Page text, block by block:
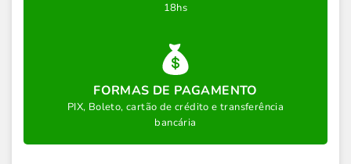
18hs
FORMAS DE PAGAMENTO
PIX, Boleto, cartão de crédito e transferência
bancária